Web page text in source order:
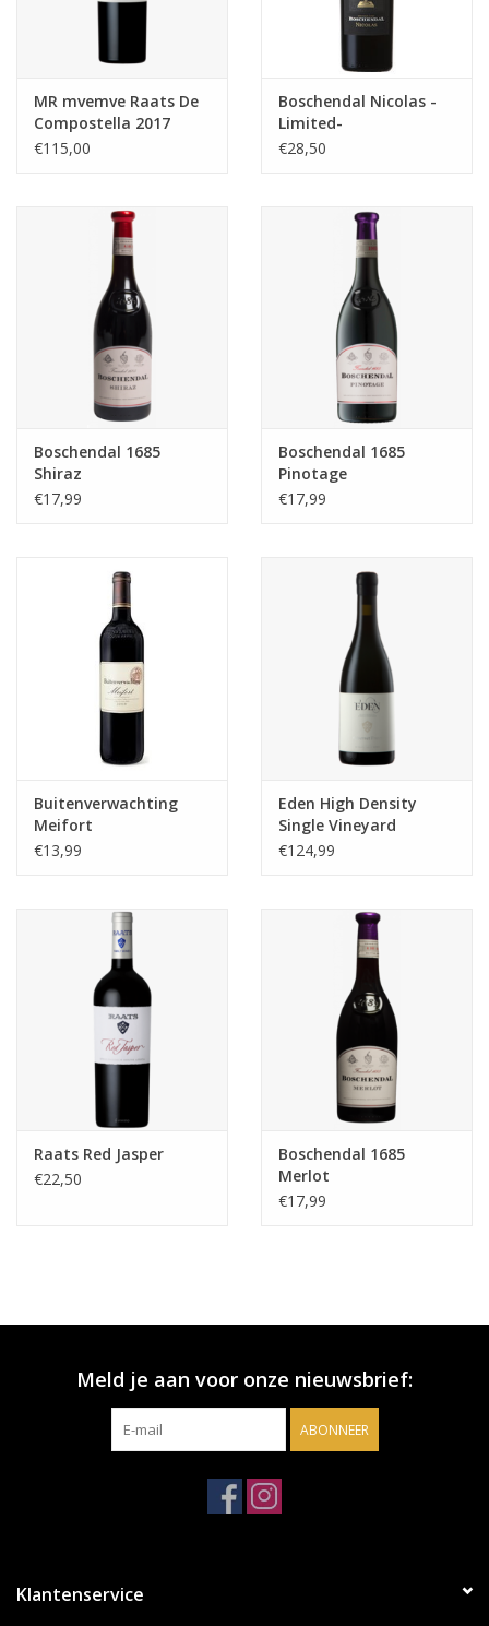
MR mvemve Raats De
Compostella 2017
€115,00
Boschendal Nicolas -
Limited-
€28,50
Boschendal 1685
Shiraz
€17,99
Boschendal 1685
Pinotage
€17,99
Buitenverwachting
Meifort
€13,99
Eden High Density
Single Vineyard
Cabernet Franc 2020
€124,99
Raats Red Jasper
€22,50
Boschendal 1685
Merlot
€17,99
Meld je aan voor onze nieuwsbrief:
ABONNEER
Klantenservice